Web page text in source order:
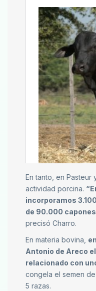
En tanto, en Pasteur
actividad porcina.
incorporamos
de 90.000 capones
precisó Charro.
En materia bovina,
Antonio de Areco
relacionado con
congela el semen
5 razas.